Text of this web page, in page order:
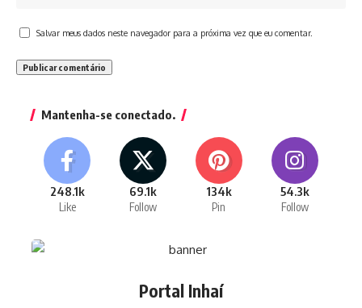
Salvar meus dados neste navegador para a próxima vez que eu comentar.
Mantenha-se conectado.
248.1k
Like
69.1k
Follow
134k
Pin
54.3k
Follow
Portal Inhaí